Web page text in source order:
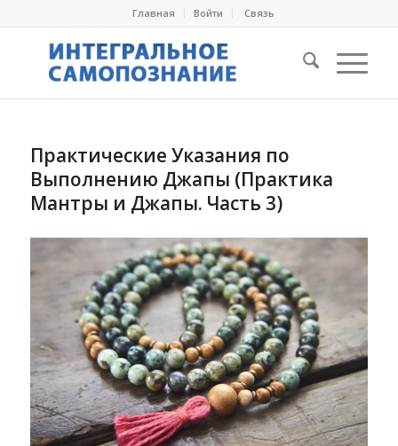
Главная Войти Cвязь
Практические Указания по
Выполнению Джапы (Практика
Мантры и Джапы. Часть 3)